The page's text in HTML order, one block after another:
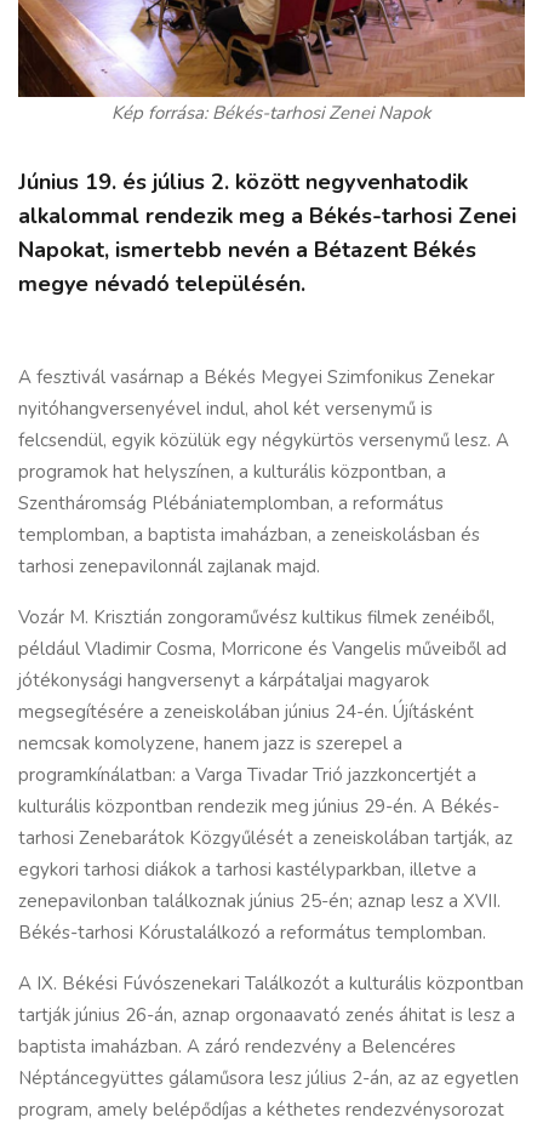
Kép forrása: Békés-tarhosi Zenei Napok
Június 19. és július 2. között negyvenhatodik
alkalommal rendezik meg a Békés-tarhosi Zenei
Napokat, ismertebb nevén a Bétazent Békés
megye névadó településén.
A fesztivál vasárnap a Békés Megyei Szimfonikus Zenekar
nyitóhangversenyével indul, ahol két versenymű is
felcsendül, egyik közülük egy négykürtös versenymű lesz. A
programok hat helyszínen, a kulturális központban, a
Szentháromság Plébániatemplomban, a református
templomban, a baptista imaházban, a zeneiskolásban és
tarhosi zenepavilonnál zajlanak majd.
Vozár M. Krisztián zongoraművész kultikus filmek zenéiből,
például Vladimir Cosma, Morricone és Vangelis műveiből ad
jótékonysági hangversenyt a kárpátaljai magyarok
megsegítésére a zeneiskolában június 24-én. Újításként
nemcsak komolyzene, hanem jazz is szerepel a
programkínálatban: a Varga Tivadar Trió jazzkoncertjét a
kulturális központban rendezik meg június 29-én. A Békés-
tarhosi Zenebarátok Közgyűlését a zeneiskolában tartják, az
egykori tarhosi diákok a tarhosi kastélyparkban, illetve a
zenepavilonban találkoznak június 25-én; aznap lesz a XVII.
Békés-tarhosi Kórustalálkozó a református templomban.
A IX. Békési Fúvószenekari Találkozót a kulturális központban
tartják június 26-án, aznap orgonaavató zenés áhitat is lesz a
baptista imaházban. A záró rendezvény a Belencéres
Néptáncegyüttes gálaműsora lesz július 2-án, az az egyetlen
program, amely belépődíjas a kéthetes rendezvénysorozat